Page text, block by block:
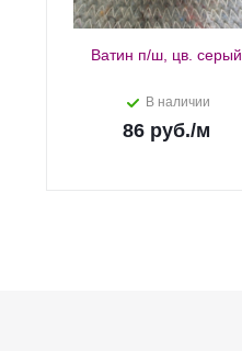
Ватин п/ш, цв. серый
В наличии
86 руб./м